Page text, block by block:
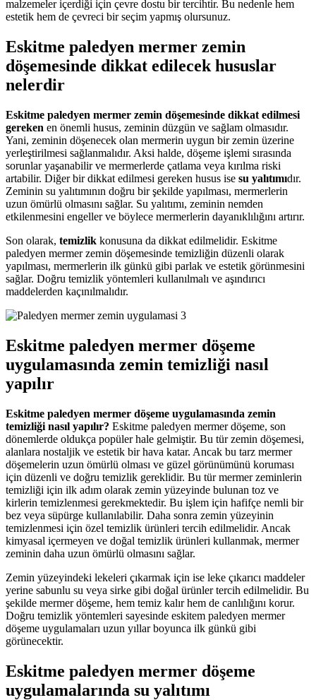
malzemeler içerdiği için çevre dostu bir tercihtir. Bu nedenle hem
estetik hem de çevreci bir seçim yapmış olursunuz.
Eskitme paledyen mermer zemin
döşemesinde dikkat edilecek hususlar
nelerdir
Eskitme paledyen mermer zemin döşemesinde dikkat edilmesi
gereken en önemli husus, zeminin düzgün ve sağlam olmasıdır.
Yani, zeminin döşenecek olan mermerin uygun bir zemin üzerine
yerleştirilmesi sağlanmalıdır. Aksi halde, döşeme işlemi sırasında
sorunlar yaşanabilir ve mermerlerde çatlama veya kırılma riski
artabilir. Diğer bir dikkat edilmesi gereken husus ise su yalıtımıdır.
Zeminin su yalıtımının doğru bir şekilde yapılması, mermerlerin
uzun ömürlü olmasını sağlar. Su yalıtımı, zeminin nemden
etkilenmesini engeller ve böylece mermerlerin dayanıklılığını artırır.
Son olarak, temizlik konusuna da dikkat edilmelidir. Eskitme
paledyen mermer zemin döşemesinde temizliğin düzenli olarak
yapılması, mermerlerin ilk günkü gibi parlak ve estetik görünmesini
sağlar. Doğru temizlik yöntemleri kullanılmalı ve aşındırıcı
maddelerden kaçınılmalıdır.
Eskitme paledyen mermer döşeme
uygulamasında zemin temizliği nasıl
yapılır
Eskitme paledyen mermer döşeme uygulamasında zemin
temizliği nasıl yapılır? Eskitme paledyen mermer döşeme, son
dönemlerde oldukça popüler hale gelmiştir. Bu tür zemin döşemesi,
alanlara nostaljik ve estetik bir hava katar. Ancak bu tarz mermer
döşemelerin uzun ömürlü olması ve güzel görünümünü koruması
için düzenli ve doğru temizlik gereklidir. Bu tür mermer zeminlerin
temizliği için ilk adım olarak zemin yüzeyinde bulunan toz ve
kirlerin temizlenmesi gerekmektedir. Bu işlem için hafifçe nemli bir
bez veya süpürge kullanılabilir. Daha sonra zemin yüzeyinin
temizlenmesi için özel temizlik ürünleri tercih edilmelidir. Ancak
kimyasal içermeyen ve doğal temizlik ürünleri kullanmak, mermer
zeminin daha uzun ömürlü olmasını sağlar.
Zemin yüzeyindeki lekeleri çıkarmak için ise leke çıkarıcı maddeler
yerine sabunlu su veya sirke gibi doğal ürünler tercih edilmelidir. Bu
şekilde mermer döşeme, hem temiz kalır hem de canlılığını korur.
Doğru temizlik yöntemleri sayesinde eskitem paledyen mermer
döşeme uygulamaları uzun yıllar boyunca ilk günkü gibi
görünecektir.
Eskitme paledyen mermer döşeme
uygulamalarında su yalıtımı